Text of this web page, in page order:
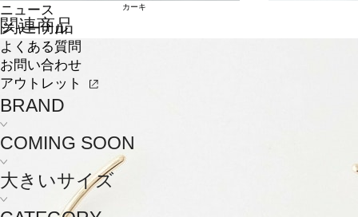
ニュース
ジャーナル
よくある質問
お問い合わせ
アウトレット
BRAND
COMING SOON
大きいサイズ
カーキ
関連商品